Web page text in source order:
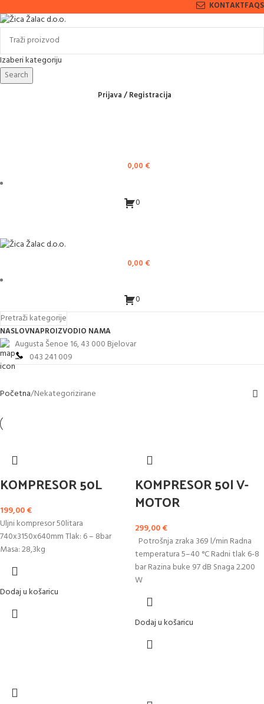
KONTAKTFAQS
Izaberi kategoriju
Search
Prijava / Registracija
0,00 €
0
0,00 €
0
Pretraži kategorije
NASLOVNAPROIZVODIO NAMA
Augusta Šenoe 16, 43 000 Bjelovar
043 241 009
Početna Nekategorizirane
KOMPRESOR 50L
199,00€
Uljni kompresor 50litara
740x3150x640mm Tlak: 6 – 8bar
Masa: 28,3kg
Dodaj u košaricu
KOMPRESOR 50l V-
MOTOR
299,00€
Potrošnja zraka 369 l/min Radna
temperatura 5–40 °C Radni tlak 6-8
bar Razina buke 97 dB Snaga 2.200
W
Dodaj u košaricu